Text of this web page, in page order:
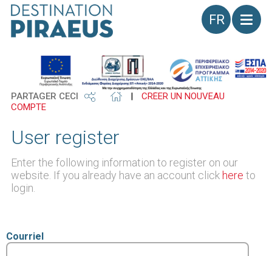
Langue
PARTAGER CECI |
CRÉER UN NOUVEAU
COMPTE
User register
Enter the following information to register on our
website. If you already have an account click here to
login.
Courriel